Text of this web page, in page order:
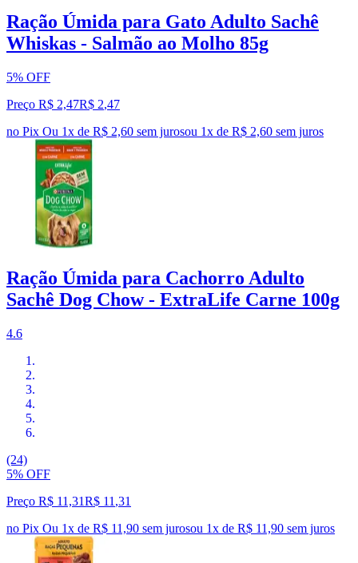
Ração Úmida para Gato Adulto Sachê
Whiskas - Salmão ao Molho 85g
5% OFF
Preço R$ 2,47R$ 2,47
no Pix Ou 1x de R$ 2,60 sem jurosou 1x de R$ 2,60 sem juros
Ração Úmida para Cachorro Adulto
Sachê Dog Chow - ExtraLife Carne 100g
4.6
(24)
5% OFF
Preço R$ 11,31R$ 11 ,31
no Pix Ou 1x de R$ 11,90 sem jurosou 1x de R$ 11,90 sem juros